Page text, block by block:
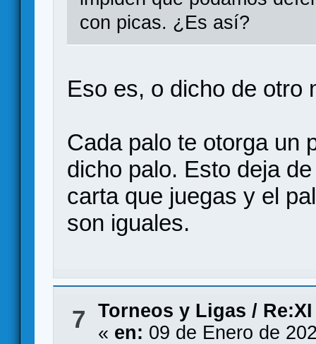
con picas. ¿Es así?
Eso es, o dicho de otro
Cada palo te otorga un
dicho palo. Esto deja
carta que juegas y el
son iguales.
7 Torneos y Ligas /
« en: 09 de Enero de